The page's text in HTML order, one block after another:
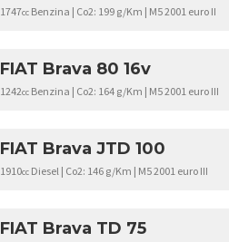
1747cc Benzina | Co2: 199 g/Km | M5 2001 euro II
FIAT Brava 80 16v
1242cc Benzina | Co2: 164 g/Km | M5 2001 euro III
FIAT Brava JTD 100
1910cc Diesel | Co2: 146 g/Km | M5 2001 euro III
FIAT Brava TD 75